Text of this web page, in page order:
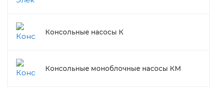
Консольные насосы К
Консольные моноблочные насосы КМ